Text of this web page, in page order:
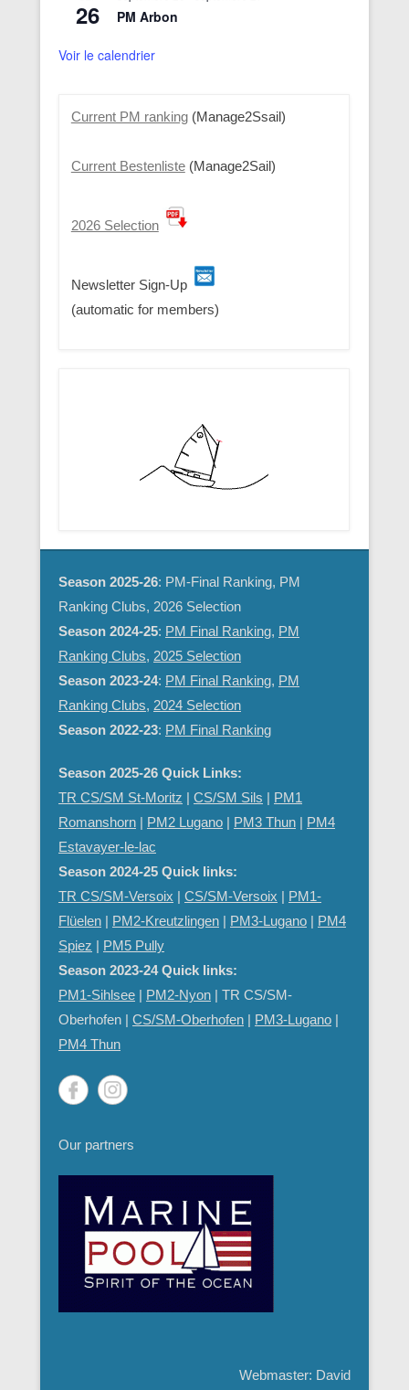
26 PM Arbon
Voir le calendrier
Current PM ranking(Manage2Ssail)
Current Bestenliste(Manage2Sail)
2026 Selection
Newsletter Sign-Up
(automatic for members)
Season 2025-26: PM-Final Ranking, PM
Ranking Clubs, 2026 Selection
Season 2024-25: PM Final Ranking, PM
Ranking Clubs, 2025 Selection
Season 2023-24: PM Final Ranking, PM
Ranking Clubs, 2024 Selection
Season 2022-23: PM Final Ranking
Season 2025-26 Quick Links:
TR CS/SM St-Moritz | CS/SM Sils | PM1
Romanshorn | PM2 Lugano | PM3 Thun | PM4
Estavayer-le-lac
Season 2024-25 Quick links:
TR CS/SM-Versoix | CS/SM-Versoix | PM1-
Flüelen | PM2-Kreutzlingen | PM3-Lugano | PM4
Spiez | PM5 Pully
Season 2023-24 Quick links:
PM1-Sihlsee | PM2-Nyon | TR CS/SM-
Oberhofen | CS/SM-Oberhofen | PM3-Lugano |
PM4 Thun
Our partners
Webmaster: David